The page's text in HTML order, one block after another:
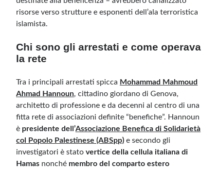
privacy. Alcune immagini inserite in questo blog sono tratte da Internet e, pertanto,
diritti d’autore, vi invito a comunicarlo via e-mail a info[at]dinovalle.it e saranno
Accedi
Feed dei contenuti
Feed dei commenti
WordPress.org
risorse verso strutture e esponenti dell’ala terroristica
islamista.
Chi sono gli arrestati e come operava
la rete
Tra i principali arrestati spicca Mohammad Mahmoud
Ahmad Hannoun, cittadino giordano di Genova,
architetto di professione e da decenni al centro di una
fitta rete di associazioni definite “benefiche”. Hannoun
è presidente dell’Associazione Benefica di Solidarietà
col Popolo Palestinese (ABSpp) e secondo gli
investigatori è statovertice della cellula italiana di
Hamas nonché membro del comparto estero